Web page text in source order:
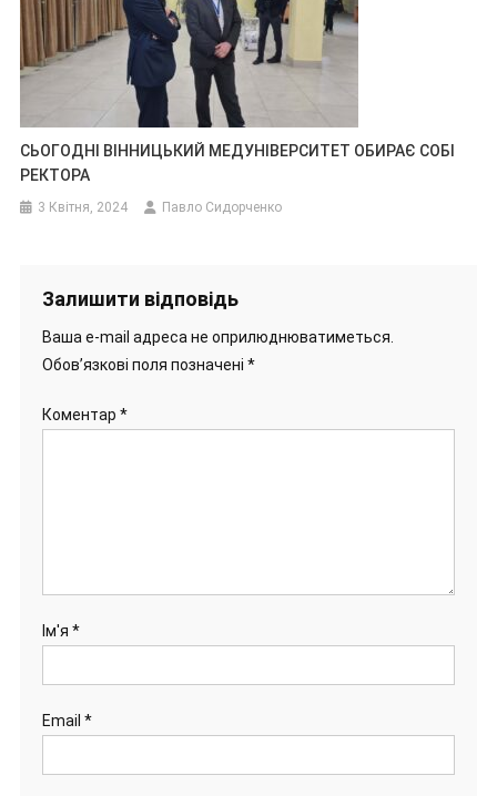
СЬОГОДНІ ВІННИЦЬКИЙ МЕДУНІВЕРСИТЕТ ОБИРАЄ СОБІ
РЕКТОРА
3 Квітня, 2024 Павло Сидорченко
Залишити відповідь
Ваша e-mail адреса не оприлюднюватиметься.
Обов’язкові поля позначені *
Коментар *
Ім'я *
Email *